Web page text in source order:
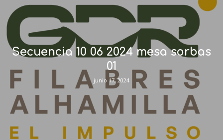
Secuencia 10 06 2024 mesa sorbas
01
junio 17, 2024